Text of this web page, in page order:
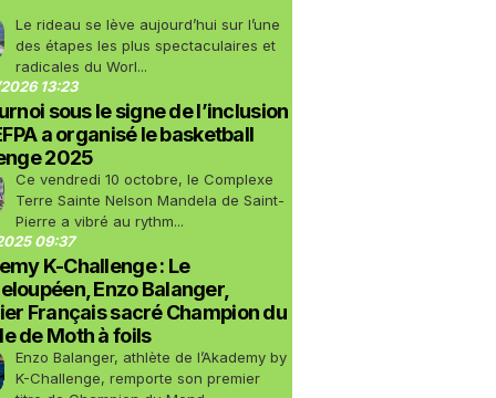
Le rideau se lève aujourd’hui sur l’une
des étapes les plus spectaculaires et
radicales du Worl...
13:23
sous le signe de l’inclusion
a organisé le basketball
2025
Ce vendredi 10 octobre, le Complexe
Terre Sainte Nelson Mandela de Saint-
Pierre a vibré au rythm...
09:37
K-Challenge : Le
Enzo Balanger,
Français sacré Champion du
de Moth à foils
Enzo Balanger, athlète de l’Akademy by
K-Challenge, remporte son premier